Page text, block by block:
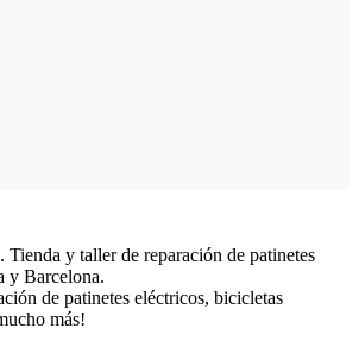
y taller de reparación de patinetes
y Barcelona.
de patinetes eléctricos, bicicletas
más!